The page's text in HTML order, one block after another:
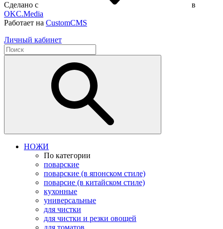
Сделано с
в
OKC.Media
Работает на CustomCMS
Личный кабинет
НОЖИ
По категории
поварские
поварские (в японском стиле)
поварсие (в китайском стиле)
кухонные
универсальные
для чистки
для чистки и резки овощей
для томатов